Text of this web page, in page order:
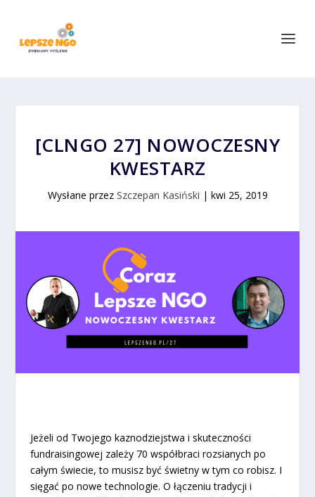
[CLNGO 27] NOWOCZESNY
KWESTARZ
Wysłane przez Szczepan Kasiński | kwi 25, 2019
Jeżeli od Twojego kaznodziejstwa i skuteczności
fundraisingowej zależy 70 współbraci rozsianych po
całym świecie, to musisz być świetny w tym co robisz. I
sięgać po nowe technologie. O łączeniu tradycji i